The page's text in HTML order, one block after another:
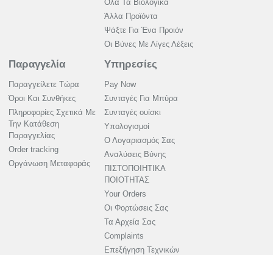
Όλα Τα Βιολογικά
Άλλα Προϊόντα
Ψάξτε Για Ένα Προιόν
Οι Βύνες Με Λίγες Λέξεις
Παραγγελία
Παραγγείλετε Τώρα
Όροι Και Συνθήκες
Πληροφορίες Σχετικά Με
Την Κατάθεση
Παραγγελίας
Order tracking
Οργάνωση Μεταφοράς
Υπηρεσίες
Pay Now
Συνταγές Για Μπύρα
Συνταγές ουίσκι
Υπολογισμοί
Ο Λογαριασμός Σας
Αναλύσεις Βύνης
ΠΙΣΤΟΠΟΙΗΤΙΚΑ
ΠΟΙΟΤΗΤΑΣ
Your Orders
Οι Φορτώσεις Σας
Τα Αρχεία Σας
Complaints
Επεξήγηση Τεχνικών